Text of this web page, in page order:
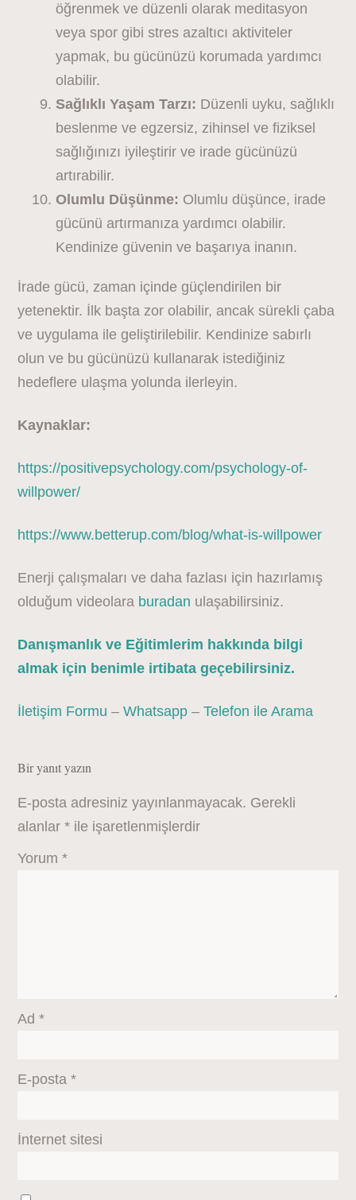
öğrenmek ve düzenli olarak meditasyon
veya spor gibi stres azaltıcı aktiviteler
yapmak, bu gücünüzü korumada yardımcı
olabilir.
Sağlıklı Yaşam Tarzı: Düzenli uyku, sağlıklı
beslenme ve egzersiz, zihinsel ve fiziksel
sağlığınızı iyileştirir ve irade gücünüzü
artırabilir.
Olumlu Düşünme: Olumlu düşünce, irade
gücünü artırmanıza yardımcı olabilir.
Kendinize güvenin ve başarıya inanın.
İrade gücü, zaman içinde güçlendirilen bir
yetenektir. İlk başta zor olabilir, ancak sürekli çaba
ve uygulama ile geliştirilebilir. Kendinize sabırlı
olun ve bu gücünüzü kullanarak istediğiniz
hedeflere ulaşma yolunda ilerleyin.
Kaynaklar:
https://positivepsychology.com/psychology-of-
willpower/
https://www.betterup.com/blog/what-is-willpower
Enerji çalışmaları ve daha fazlası için hazırlamış
olduğum videolara buradan ulaşabilirsiniz.
Danışmanlık ve Eğitimlerim hakkında bilgi
almak için benimle irtibata geçebilirsiniz.
İletişim Formu –Whatsapp –Telefon ile Arama
Bir yanıt yazın
E-posta adresiniz yayınlanmayacak. Gerekli
alanlar* ile işaretlenmişlerdir
Yorum*
Ad*
E-posta*
İnternet sitesi